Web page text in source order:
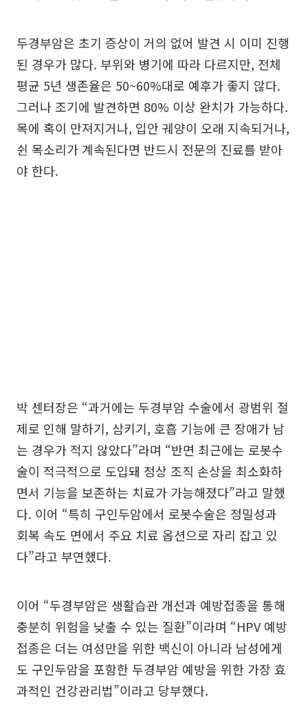
두경부암은 초기 증상이 거의 없어 발견 시 이미 진행
된 경우가 많다. 부위와 병기에 따라 다르지만, 전체
평균 5년 생존율은 50~60%대로 예후가 좋지 않다.
그러나 조기에 발견하면 80% 이상 완치가 가능하다.
목에 혹이 만져지거나, 입안 궤양이 오래 지속되거나,
쉰 목소리가 계속된다면 반드시 전문의 진료를 받아
야 한다.
박 센터장은 “과거에는 두경부암 수술에서 광범위 절
제로 인해 말하기, 삼키기, 호흡 기능에 큰 장애가 남
는 경우가 적지 않았다”라며 “반면 최근에는 로봇수
술이 적극적으로 도입돼 정상 조직 손상을 최소화하
면서 기능을 보존하는 치료가 가능해졌다”라고 말했
다. 이어 “특히 구인두암에서 로봇수술은 정밀성과
회복 속도 면에서 주요 치료 옵션으로 자리 잡고 있
다”라고 부연했다.
이어 “두경부암은 생활습관 개선과 예방접종을 통해
충분히 위험을 낮출 수 있는 질환”이라며 “HPV 예방
접종은 더는 여성만을 위한 백신이 아니라 남성에게
도 구인두암을 포함한 두경부암 예방을 위한 가장 효
과적인 건강관리법”이라고 당부했다.